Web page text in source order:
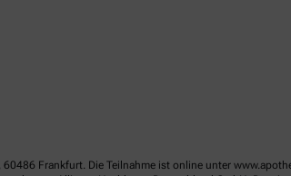
Frankfurt. Die Teilnahme ist online unter